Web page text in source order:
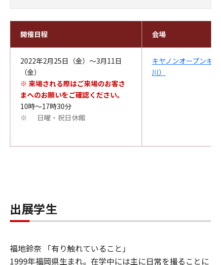
開催日程 会場
2022年2月25日（金）～3月11日
（金）
※ 来場される際はご来場のお客さ
まへのお願いをご確認ください。
10時～17時30分
※ 日曜・祝日休館
キヤノンオープンギ
川）
出展学生
福地鈴奈 「有り触れていること」
1999年福岡県生まれ。在学中には主に日常を撮ることに